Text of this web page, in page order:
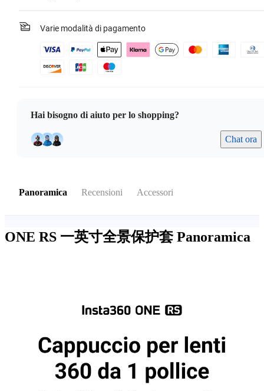
Varie modalità di pagamento
Hai bisogno di aiuto per lo shopping?
Chat ora
Panoramica Recensioni Accessori
ONE RS 一英寸全景保护套Panoramica